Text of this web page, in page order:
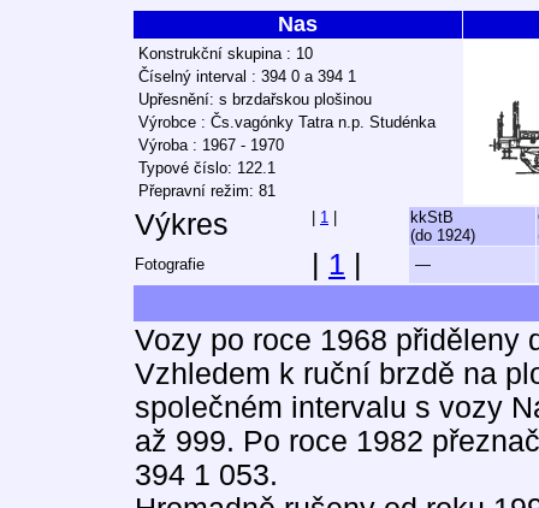
Nas
Konstrukční skupina : 10
Číselný interval : 394 0 a 394 1
Upřesnění: s brzdařskou plošinou
Výrobce : Čs.vagónky Tatra n.p. Studénka
Výroba : 1967 - 1970
Typové číslo: 122.1
Přepravní režim: 81
Výkres 1
kkStB
(do 1924)
Fotografie
1 —
Vozy po roce 1968 přiděleny
Vzhledem k ruční brzdě na
společném intervalu s vozy
až 999. Po roce 1982
394 1 053.